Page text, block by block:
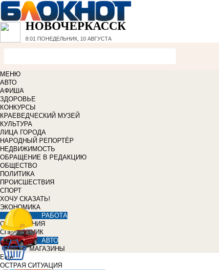
НОВОЧЕРКАССК
8:01 ПОНЕДЕЛЬНИК, 10 АВГУСТА
МЕНЮ
АВТО
АФИША
ЗДОРОВЬЕ
КОНКУРСЫ
КРАЕВЕДЧЕСКИЙ МУЗЕЙ
КУЛЬТУРА
ЛИЦА ГОРОДА
НАРОДНЫЙ РЕПОРТЁР
НЕДВИЖИМОСТЬ
ОБРАЩЕНИЕ В РЕДАКЦИЮ
ОБЩЕСТВО
ПОЛИТИКА
ПРОИСШЕСТВИЯ
СПОРТ
ХОЧУ СКАЗАТЬ!
ЭКОНОМИКА
РАБОТА
ОБЪЯВЛЕНИЯ
СПРАВОЧНИК
АВТО
МАГАЗИНЫ
Еще
ОСТРАЯ СИТУАЦИЯ